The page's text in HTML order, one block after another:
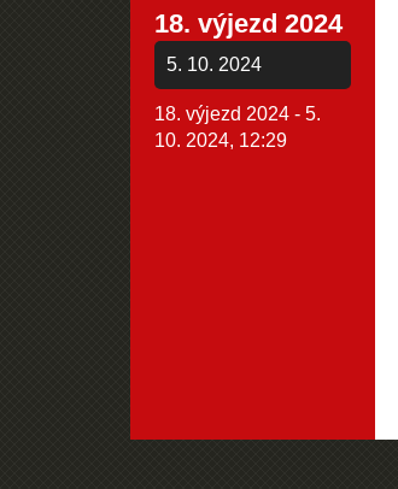
18. výjezd 2024
5. 10. 2024
18. výjezd 2024 - 5.
10. 2024, 12:29